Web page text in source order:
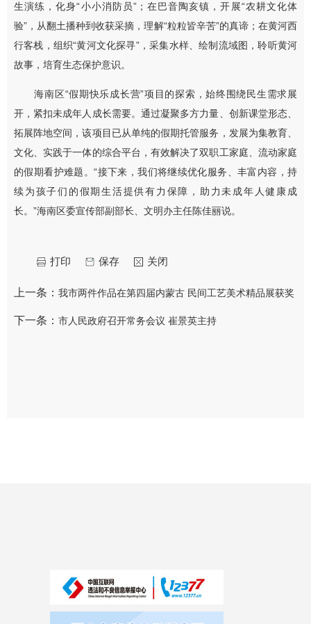
生演练，化身“小小消防员”；在巴音陶亥镇，开展“农耕文化体
验”，从翻土播种到收获采摘，理解“粒粒皆辛苦”的真谛；在黄河西
行客栈，组织“黄河文化探寻”，采集水样、绘制流域图，聆听黄河
故事，培育生态保护意识。
海南区“假期快乐成长营”项目的探索，始终围绕民生需求展
开，紧扣未成年人成长需要。通过凝聚多方力量、创新课堂形态、
拓展阵地空间，该项目已从单纯的假期托管服务，发展为集教育、
文化、实践于一体的综合平台，有效解决了双职工家庭、流动家庭
的假期看护难题。“接下来，我们将继续优化服务、丰富内容，持
续为孩子们的假期生活提供有力保障，助力未成年人健康成
长。”海南区委宣传部副部长、文明办主任陈佳丽说。
关闭
保存
打印
上一条： 我市两件作品在第四届内蒙古 民间工艺美术精品展获奖
下一条： 市人民政府召开常务会议 崔景英主持